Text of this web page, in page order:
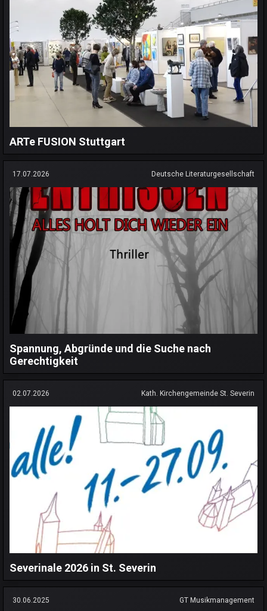
ARTe FUSION Stuttgart
17.07.2026 Deutsche Literaturgesellschaft
Spannung, Abgründe und die Suche nach
Gerechtigkeit
02.07.2026 Kath. Kirchengemeinde St. Severin
Severinale 2026 in St. Severin
30.06.2025 GT Musikmanagement